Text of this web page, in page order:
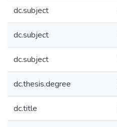
dc.subject
dc.subject
dc.subject
dc.thesis.degree
dc.title